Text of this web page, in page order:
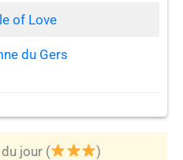
of Love
du Gers
jour ( )